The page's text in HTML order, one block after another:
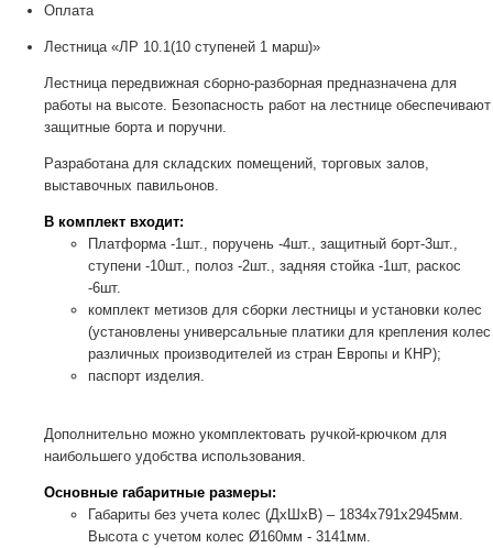
Оплата
Лестница «ЛР 10.1(10 ступеней 1 марш)»
Лестница передвижная сборно-разборная предназначена для
работы на высоте. Безопасность работ на лестнице обеспечивают
защитные борта и поручни.
Разработана для складских помещений, торговых залов,
выставочных павильонов.
В комплект входит:
Платформа -1шт., поручень -4шт., защитный борт-3шт.,
ступени -10шт., полоз -2шт., задняя стойка -1шт, раскос
-6шт.
комплект метизов для сборки лестницы и установки колес
(установлены универсальные платики для крепления колес
различных производителей из стран Европы и КНР);
паспорт изделия.
Дополнительно можно укомплектовать ручкой-крючком для
наибольшего удобства использования.
Основные габаритные размеры:
Габариты без учета колес (ДхШхВ) – 1834х791х2945мм.
Высота с учетом колес Ø160мм - 3141мм.